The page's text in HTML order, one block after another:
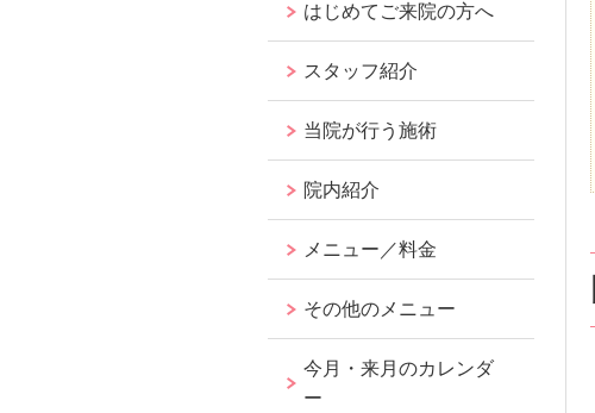
はじめてご来院の方へ
スタッフ紹介
当院が行う施術
院内紹介
メニュー／料金
その他のメニュー
今月・来月のカレンダ
ー